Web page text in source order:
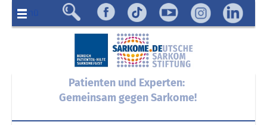
Menü
Patienten und Experten:
Gemeinsam gegen Sarkome!